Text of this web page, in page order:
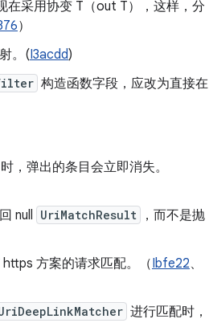
在采用协变 T（out T），这样，分
）
。(I3acdd)
构造函数字段，应改为直接在
，弹出的条目会立即消失。
null UriMatchResult
，而不是抛
方案的请求匹配。（Ibfe22、
进行匹配时，